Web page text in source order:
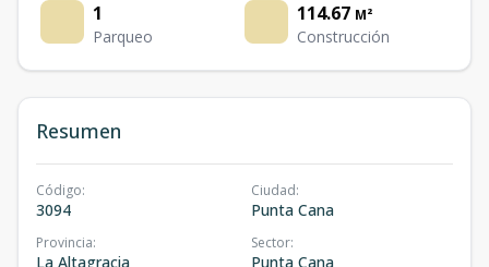
1
Parqueo
114.67 M²
Construcción
Resumen
Código:
3094
Ciudad:
Punta Cana
Provincia:
La Altagracia
Sector:
Punta Cana